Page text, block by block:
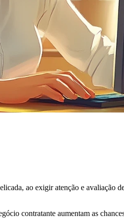
ao exigir atenção e avaliação
contratante aumentam as